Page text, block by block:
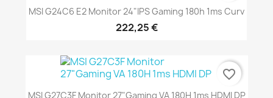
MSI G24C6 E2 Monitor 24"IPS Gaming 180h 1ms Curv
222,25 €
MSI G27C3F Monitor 27"Gaming VA 180H 1ms HDMI DP
favorite_border